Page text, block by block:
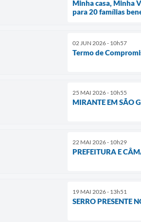
Minha casa, Minha
para 20 famílias
02 JUN 2026 - 10h57
Termo de
25 MAI 2026 - 10h55
MIRANTE EM SÃO
22 MAI 2026 - 10h29
PREFEITURA E
19 MAI 2026 - 13h51
SERRO PRESENTE